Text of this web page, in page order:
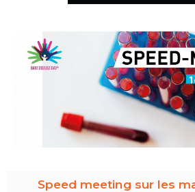
Speed meeting sur les